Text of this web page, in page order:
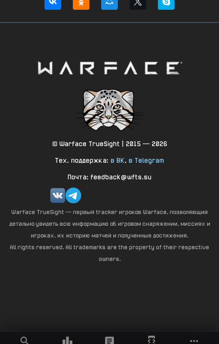
© Warface TrueSight | 2015 — 2026
Тех. поддержка: в ВК, в Telegram
Почта: feedback@wfts.su
Warface TrueSight — первый tracker игроков Warface, позволяющий
детально увидеть всю информацию об игровом снаряжении, миссиях и
игроках, их историю матчей и полученные достижения.
All rights reserved. All trademarks are the property of their respective
owners.